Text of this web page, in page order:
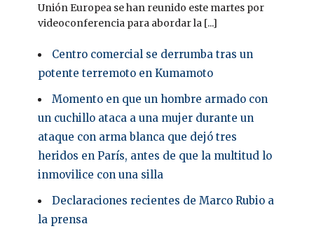
Unión Europea se han reunido este martes por
videoconferencia para abordar la [...]
Centro comercial se derrumba tras un
potente terremoto en Kumamoto
Momento en que un hombre armado con
un cuchillo ataca a una mujer durante un
ataque con arma blanca que dejó tres
heridos en París, antes de que la multitud lo
inmovilice con una silla
Declaraciones recientes de Marco Rubio a
la prensa